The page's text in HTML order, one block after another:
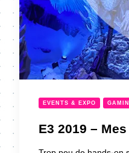
EVENTS & EXPO
E3 2019 –